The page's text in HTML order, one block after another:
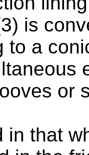
is
to a
or
in that